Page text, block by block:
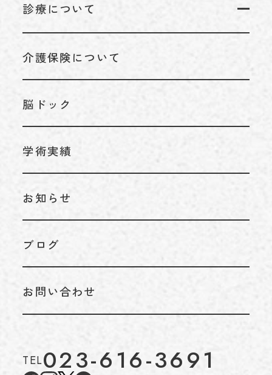
代表のあいさつ
アクセス
診療について
リハビリテーション科
介護保険について
脳ドック
学術実績
お知らせ
ブログ
お問い合わせ
TEL023-616-3691